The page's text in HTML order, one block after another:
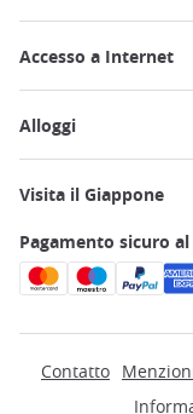
Accesso a Internet
Alloggi
Visita il Giappone
Pagamento sicuro al
Contatto